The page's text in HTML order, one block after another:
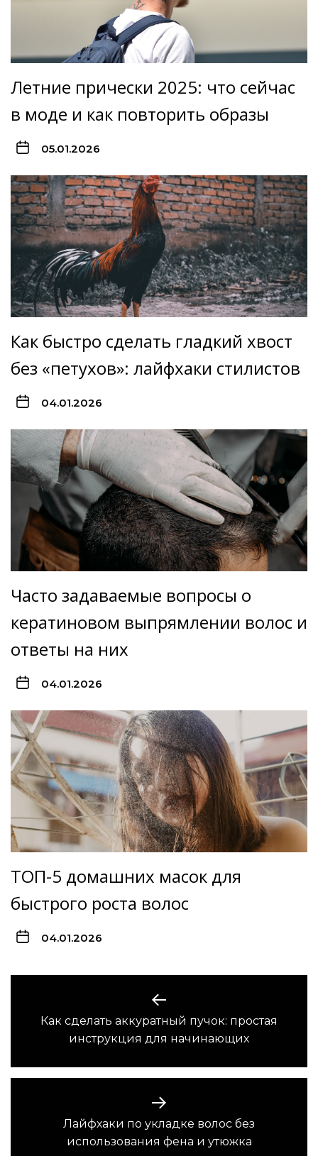
Летние прически 2025: что сейчас
в моде и как повторить образы
05.01.2026
Как быстро сделать гладкий хвост
без «петухов»: лайфхаки стилистов
04.01.2026
Часто задаваемые вопросы о
кератиновом выпрямлении волос и
ответы на них
04.01.2026
ТОП-5 домашних масок для
быстрого роста волос
04.01.2026
записям
Предыдущая
запись:
Как сделать аккуратный пучок: простая
инструкция для начинающих
Следующая
запись:
Лайфхаки по укладке волос без
использования фена и утюжка